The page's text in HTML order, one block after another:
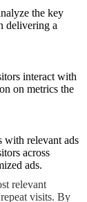
relevant
visits. By
the key
delivering a
interact with
on metrics the
with relevant ads
across
ads.